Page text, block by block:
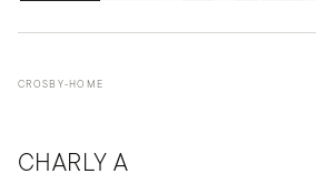
CROSBY-HOME
CHARLY A